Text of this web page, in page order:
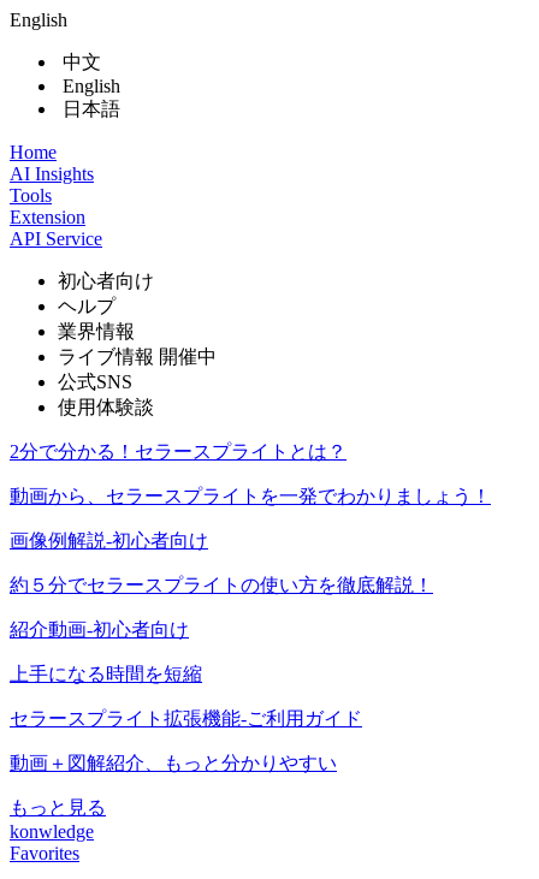
English
中文
English
日本語
Home
AI Insights
Tools
Extension
API Service
初心者向け
ヘルプ
業界情報
ライブ情報 開催中
公式SNS
使用体験談
2分で分かる！セラースプライトとは？
動画から、セラースプライトを一発でわかりましょう！
画像例解説-初心者向け
約５分でセラースプライトの使い方を徹底解説！
紹介動画-初心者向け
上手になる時間を短縮
セラースプライト拡張機能-ご利用ガイド
動画＋図解紹介、もっと分かりやすい
もっと見る
konwledge
Favorites